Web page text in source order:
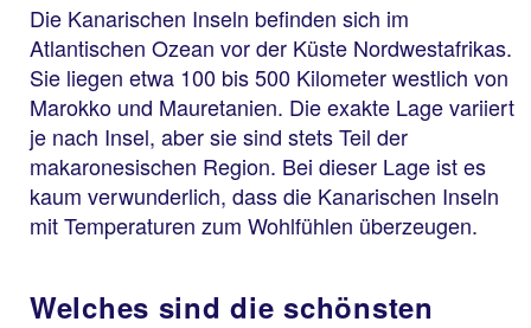
Die Kanarischen Inseln befinden sich im
Atlantischen Ozean vor der Küste Nordwestafrikas.
Sie liegen etwa 100 bis 500 Kilometer westlich von
Marokko und Mauretanien. Die exakte Lage variiert
je nach Insel, aber sie sind stets Teil der
makaronesischen Region. Bei dieser Lage ist es
kaum verwunderlich, dass die Kanarischen Inseln
mit Temperaturen zum Wohlfühlen überzeugen.
Welches sind die schönsten